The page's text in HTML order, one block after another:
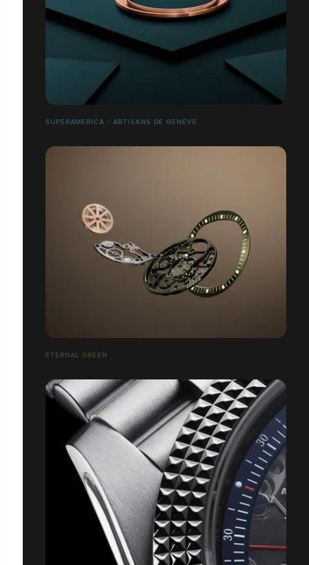
SUPERAMERICA / ARTISANS DE GENÈVE
ETERNAL GREEN